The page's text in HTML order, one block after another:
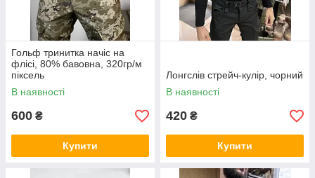
Гольф тринитка начіс на
флісі, 80% бавовна, 320гр/м
піксель
В наявності
600 ₴
Купити
Лонгслів стрейч-кулір, чорний
В наявності
420 ₴
Купити